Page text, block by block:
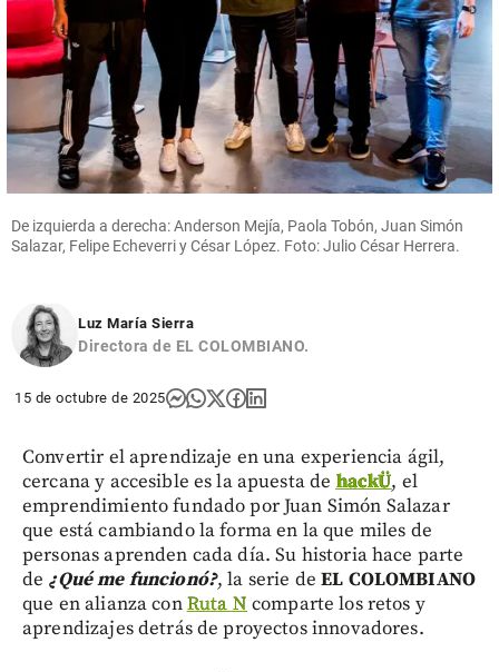
De izquierda a derecha: Anderson Mejía, Paola Tobón, Juan Simón
Salazar, Felipe Echeverri y César López. Foto: Julio César Herrera.
Luz María Sierra
Directora de EL COLOMBIANO.
15 de octubre de 2025
Convertir el aprendizaje en una experiencia ágil,
cercana y accesible es la apuesta de hackÜ, el
emprendimiento fundado por Juan Simón Salazar
que está cambiando la forma en la que miles de
personas aprenden cada día. Su historia hace parte
de ¿Qué me funcionó?, la serie deEL COLOMBIANO
que en alianza conRuta N comparte los retos y
aprendizajes detrás de proyectos innovadores.